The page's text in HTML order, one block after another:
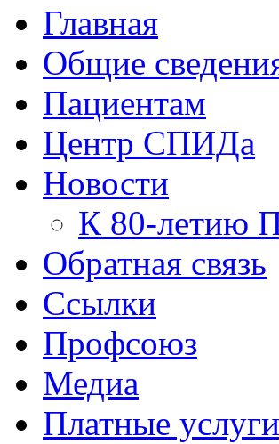
Главная
Общие
Пациентам
Центр СПИДа
Новости
К 80-летию
Обратная связь
Ссылки
Профсоюз
Медиа
Платные услуги